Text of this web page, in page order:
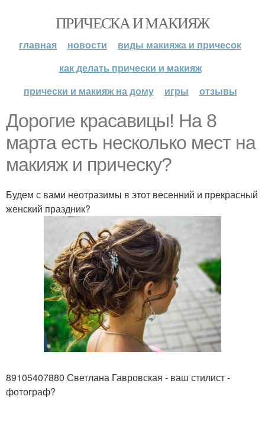
ПРИЧЕСКА И МАКИЯЖ
главная новости
виды макияжа и причесок
как делать прически и макияж
прически и макияж на дому
игры отзывы
Дорогие красавицы! На 8
марта есть несколько мест на
макияж и прическу?
Будем с вами неотразимы в этот весенний и прекрасный
женский праздник?
89105407880 Светлана Гавровская - ваш стилист -
фотограф?